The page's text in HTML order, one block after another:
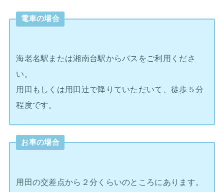
電車の場合
海老名駅または湘南台駅からバスをご利用くださ
い。
用田もしくは用田辻で降りていただいて、徒歩５分
程度です。
お車の場合
用田の交差点から２分くらいのところにあります。